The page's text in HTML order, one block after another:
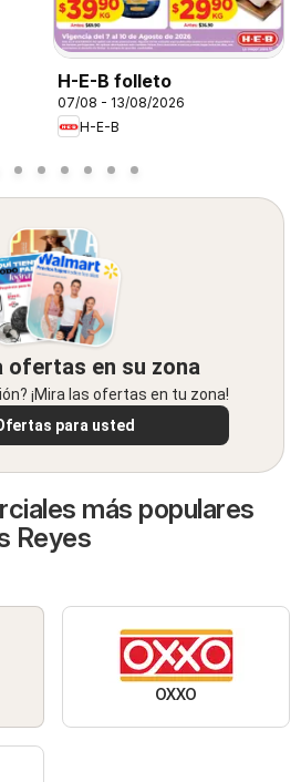
H-E-B folleto
07/08 - 13/08/2026
H-E-B
ofertas en su zona
¡Mira las ofertas en tu zona!
para usted
más populares
Reyes
OXXO